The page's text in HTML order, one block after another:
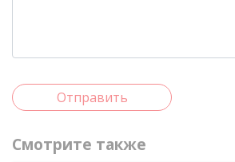
Отправить
Смотрите также